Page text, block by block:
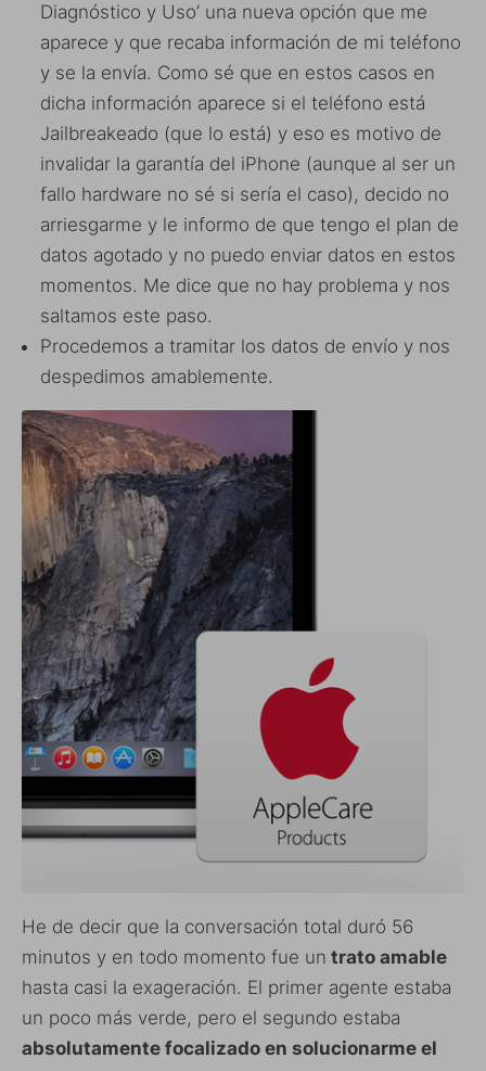
Diagnóstico y Uso’ una nueva opción que me
aparece y que recaba información de mi teléfono
y se la envía. Como sé que en estos casos en
dicha información aparece si el teléfono está
Jailbreakeado (que lo está) y eso es motivo de
invalidar la garantía del iPhone (aunque al ser un
fallo hardware no sé si sería el caso), decido no
arriesgarme y le informo de que tengo el plan de
datos agotado y no puedo enviar datos en estos
momentos. Me dice que no hay problema y nos
saltamos este paso.
Procedemos a tramitar los datos de envío y nos
despedimos amablemente.
He de decir que la conversación total duró 56
minutos y en todo momento fue un trato amable
hasta casi la exageración. El primer agente estaba
un poco más verde, pero el segundo estaba
absolutamente focalizado en solucionarme el